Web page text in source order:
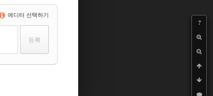
?
에디터 선택하기